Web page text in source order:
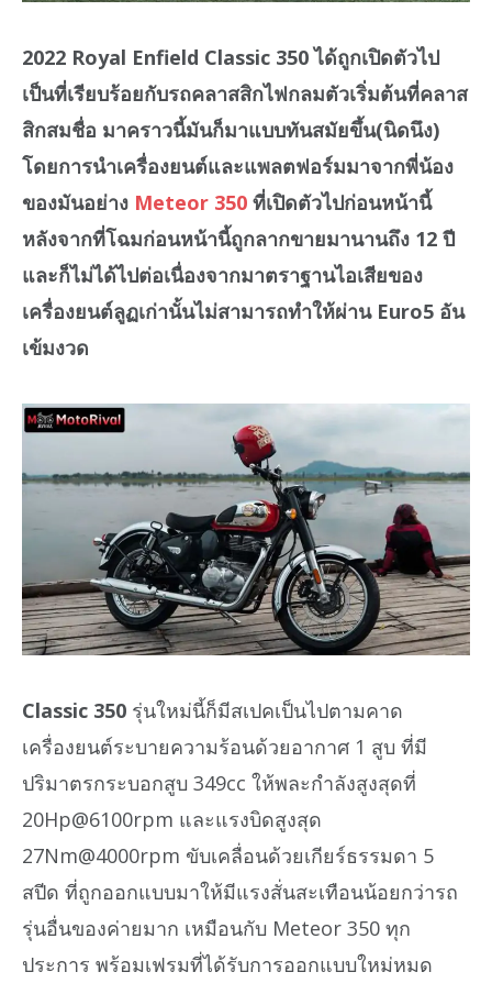
2022 Royal Enfield Classic 350 ได้ถูกเปิดตัวไป
เป็นที่เรียบร้อยกับรถคลาสสิกไฟกลมตัวเริ่มต้นที่คลาส
สิกสมชื่อ มาคราวนี้มันก็มาแบบทันสมัยขึ้น(นิดนึง)
โดยการนำเครื่องยนต์และแพลตฟอร์มมาจากพี่น้อง
ของมันอย่าง Meteor 350 ที่เปิดตัวไปก่อนหน้านี้
หลังจากที่โฉมก่อนหน้านี้ถูกลากขายมานานถึง 12 ปี
และก็ไม่ได้ไปต่อเนื่องจากมาตราฐานไอเสียของ
เครื่องยนต์ลูฏเก่านั้นไม่สามารถทำให้ผ่าน Euro5 อัน
เข้มงวด
Classic 350 รุ่นใหม่นี้ก็มีสเปคเป็นไปตามคาด
เครื่องยนต์ระบายความร้อนด้วยอากาศ 1 สูบ ที่มี
ปริมาตรกระบอกสูบ 349cc ให้พละกำลังสูงสุดที่
20Hp@6100rpm และแรงบิดสูงสุด
27Nm@4000rpm ขับเคลื่อนด้วยเกียร์ธรรมดา 5
สปีด ที่ถูกออกแบบมาให้มีแรงสั่นสะเทือนน้อยกว่ารถ
รุ่นอื่นของค่ายมาก เหมือนกับ Meteor 350 ทุก
ประการ พร้อมเฟรมที่ได้รับการออกแบบใหม่หมด